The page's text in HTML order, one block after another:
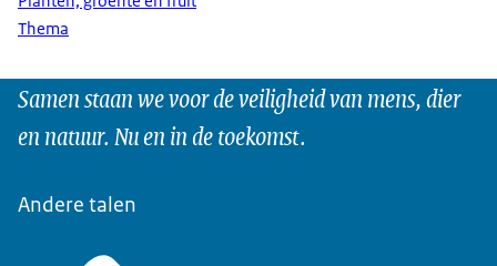
Thema
Samen staan we voor de veiligheid van mens, dier
en natuur. Nu en in de toekomst.
Andere talen